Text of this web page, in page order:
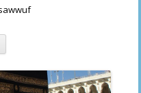
Skip
content